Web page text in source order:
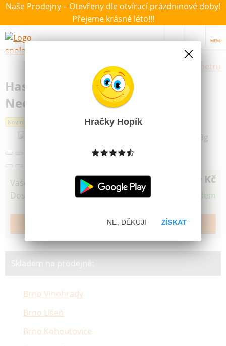
Naše Prodejny – Otevřeny dle otvírací prázdninové doby!
Přejeme krásné léto!!!
MENU
Výběr hraček dle zvoleného parametru
Hasbro Play-Doh 4 Kelímky
Neonové barvy 448g
Novinka
Vaše cena 159 Kč
Dostupnost Skladem
Skladem na prodejně:
Brno Vinohrady
Brno Líšeň
Brno Kohoutovice
Hračky Hopík
ZÍSKAT
NE, DĚKUJI